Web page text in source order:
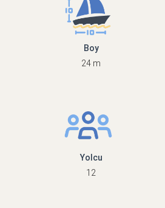
Boy
24 m
Yolcu
12